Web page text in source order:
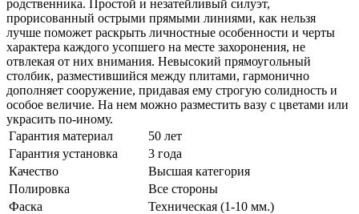
родственника. Простой и незатейливый силуэт,
прорисованный острыми прямыми линиями, как нельзя
лучше поможет раскрыть личностные особенности и черты
характера каждого усопшего на месте захоронения, не
отвлекая от них внимания. Невысокий прямоугольный
столбик, разместившийся между плитами, гармонично
дополняет сооружение, придавая ему строгую солидность и
особое величие. На нем можно разместить вазу с цветами или
украсить по-иному.
Гарантия материал
50 лет
Гарантия установка
3 года
Качество
Высшая категория
Полировка
Все стороны
Фаска
Техническая (1-10 мм.)